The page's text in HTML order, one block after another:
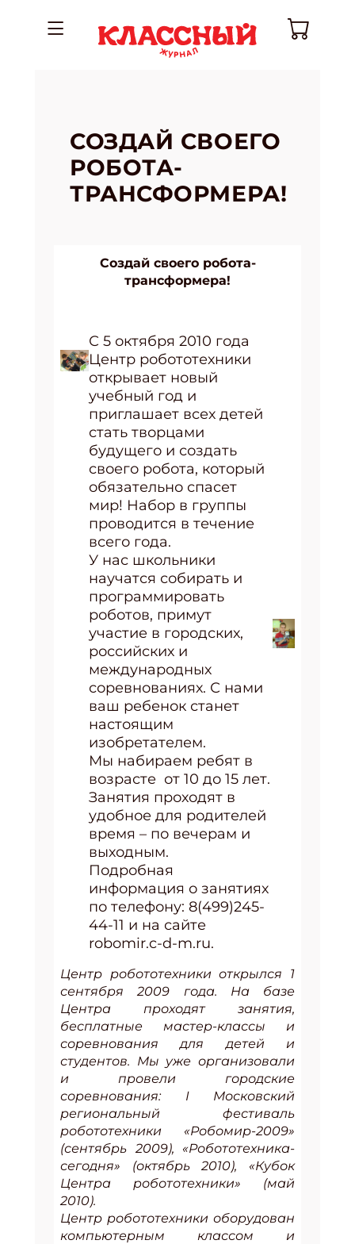
СОЗДАЙ СВОЕГО
РОБОТА-
ТРАНСФОРМЕРА!
Создай своего робота-
трансформера!
С 5 октября 2010 года
Центр робототехники
открывает новый
учебный год и
приглашает всех детей
стать творцами
будущего и создать
своего робота, который
обязательно спасет
мир! Набор в группы
проводится в течение
всего года.
У нас школьники
научатся собирать и
программировать
роботов, примут
участие в городских,
российских и
международных
соревнованиях. С нами
ваш ребенок станет
настоящим
изобретателем.
Мы набираем ребят в
возрасте от 10 до 15 лет.
Занятия проходят в
удобное для родителей
время – по вечерам и
выходным.
Подробная
информация о занятиях
по телефону: 8(499)245-
44-11 и на сайте
robomir.c-d-m.ru.
Центр робототехники открылся 1
сентября 2009 года. На базе
Центра проходят занятия,
бесплатные мастер-классы и
соревнования для детей и
студентов. Мы уже организовали
и провели городские
соревнования: I Московский
региональный фестиваль
робототехники «Робомир-2009»
(сентябрь 2009), «Робототехника-
сегодня» (октябрь 2010), «Кубок
Центра робототехники» (май
2010).
Центр робототехники оборудован
компьютерным классом и